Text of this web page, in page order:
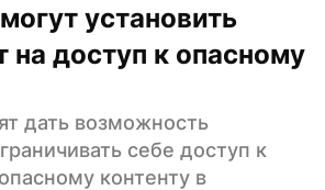
установить
на доступ к опасному
дать возможность
себе доступ к
контенту в